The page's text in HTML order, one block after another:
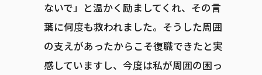
ないで」と温かく励ましてくれ、その言
葉に何度も救われました。そうした周囲
の支えがあったからこそ復職できたと実
感していますし、今度は私が周囲の困っ